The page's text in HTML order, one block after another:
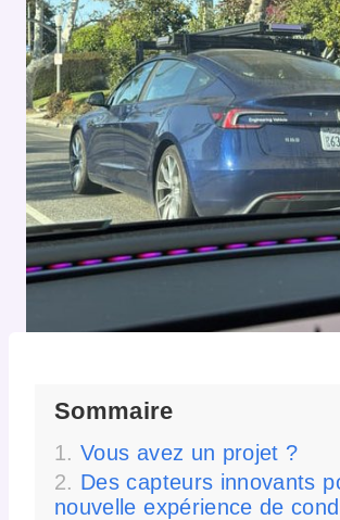
Sommaire
Vous avez un projet ?
Des capteurs innovants
nouvelle expérience de